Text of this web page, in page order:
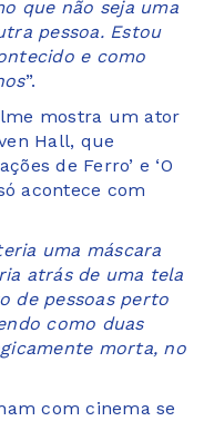
que não seja uma
pessoa. Estou
e como
”.
mostra um ator
Hall, que
de Ferro’ e ‘O
acontece com
uma máscara
atrás de uma tela
de pessoas perto
como duas
morta, no
com cinema se